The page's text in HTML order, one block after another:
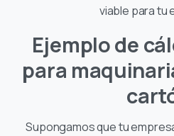
viable para tu
Ejemplo de
para
Supongamos que tu